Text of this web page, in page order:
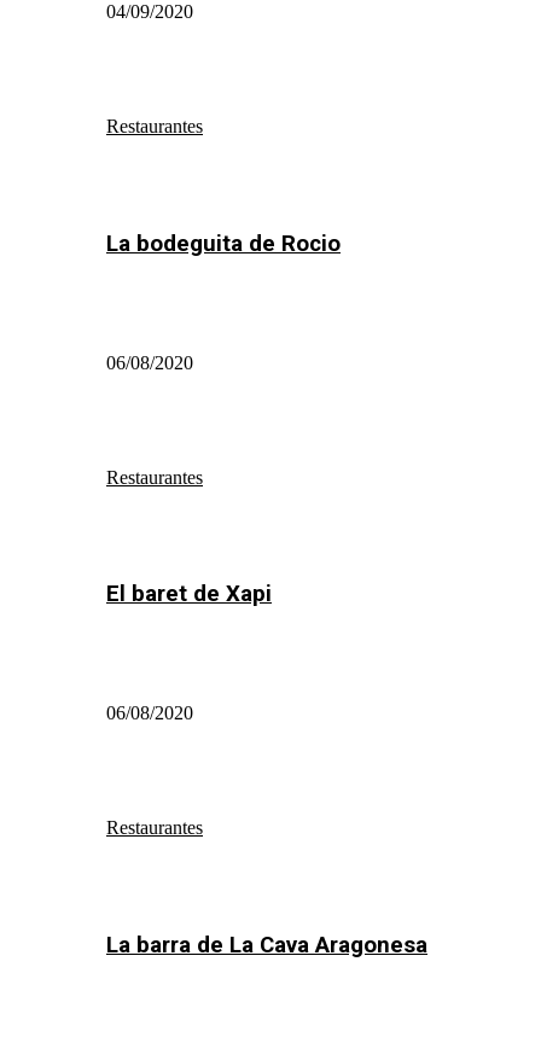
04/09/2020
Restaurantes
La bodeguita de Rocio
06/08/2020
Restaurantes
El baret de Xapi
06/08/2020
Restaurantes
La barra de La Cava Aragonesa